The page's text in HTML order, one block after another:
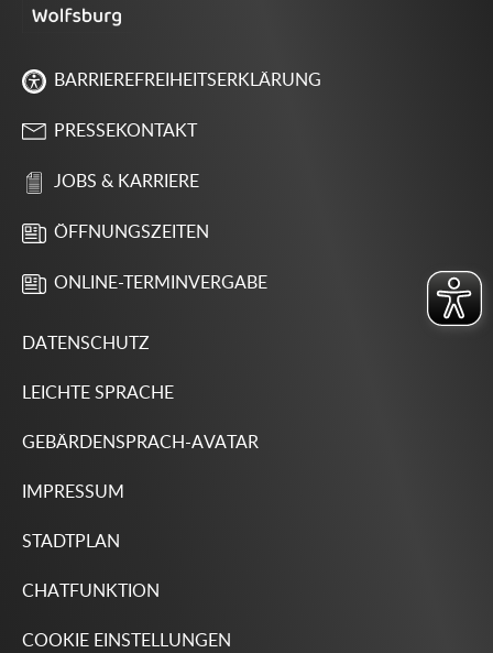
BARRIEREFREIHEITSERKLÄRUNG
PRESSEKONTAKT
JOBS & KARRIERE
ÖFFNUNGSZEITEN
ONLINE-TERMINVERGABE
DATENSCHUTZ
LEICHTE SPRACHE
GEBÄRDENSPRACH-AVATAR
IMPRESSUM
STADTPLAN
CHATFUNKTION
COOKIE EINSTELLUNGEN